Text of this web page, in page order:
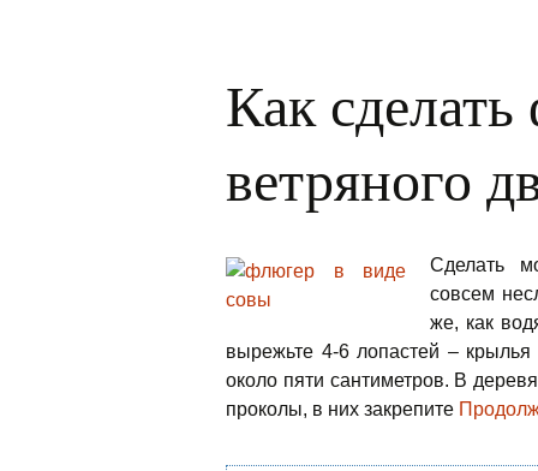
Как
ветряного
Сделать
совсем
же, как
вырежьте 4-6 лопастей –
около пяти сантиметров. В
проколы, в них закрепите